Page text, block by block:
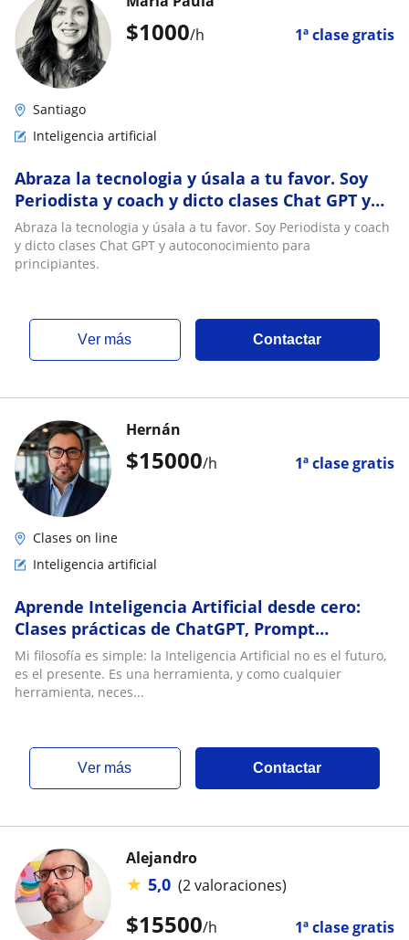
$1000/h 1ª clase gratis
Santiago
Inteligencia artificial
Abraza la tecnologia y úsala a tu favor. Soy
Periodista y coach y dicto clases Chat GPT y
autoconocimiento para principiantes
Abraza la tecnologia y úsala a tu favor. Soy Periodista y coach
y dicto clases Chat GPT y autoconocimiento para
principiantes.
ver más Contactar
$15000/h 1ª clase gratis
Hernán
Clases on line
Inteligencia artificial
Aprende Inteligencia Artificial desde cero:
Clases prácticas de ChatGPT, Prompt
Engineering y su uso en negocios
Mi filosofía es simple: la Inteligencia Artificial no es el futuro,
es el presente. Es una herramienta, y como cualquier
herramienta, neces...
ver más Contactar
$15500/h 1ª clase gratis
Alejandro
★ 5,0 (2 valoraciones)